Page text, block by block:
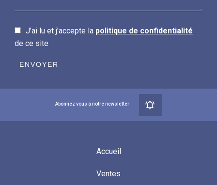
J’ai lu et j'accepte la politique de confidentialité
de ce site
ENVOYER
Abonnez vous à notre newsletter
Accueil
Ventes